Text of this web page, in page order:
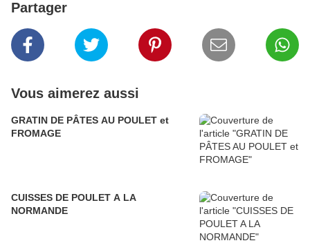
Partager
Vous aimerez aussi
GRATIN DE PÂTES AU POULET et
FROMAGE
CUISSES DE POULET A LA
NORMANDE